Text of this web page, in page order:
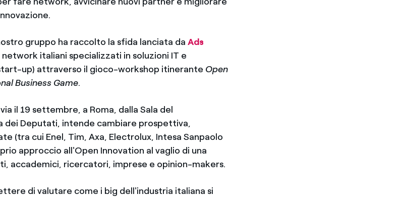
gruppo ha raccolto la sfida lanciata da Ads
network italiani specializzati in soluzioni IT e
up) attraverso il gioco-workshop itinerante Open
Business Game.
il 19 settembre, a Roma, dalla Sala del
dei Deputati, intende cambiare prospettiva,
(tra cui Enel, Tim, Axa, Electrolux, Intesa Sanpaolo
approccio all'Open Innovation al vaglio di una
accademici, ricercatori, imprese e opinion-makers.
di valutare come i big dell'industria italiana si